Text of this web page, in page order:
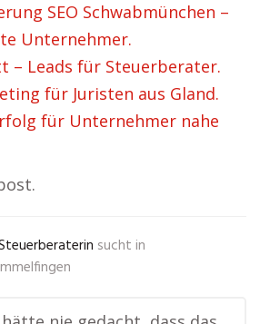
SEO Schwabmünchen –
Unternehmer.
– Leads für Steuerberater.
für Juristen aus Gland.
für Unternehmer nahe
sucht in